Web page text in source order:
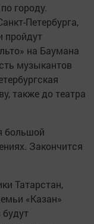
городу.
Петербурга,
пройдут
на Баумана
музыкантов
также до театра
большой
Закончится
Татарстан,
«Казан»